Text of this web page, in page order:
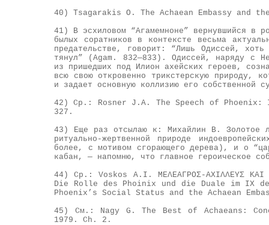
40) Tsagarakis O. The Achaean Embassy
41) В эсхиловом “Агамемноне” вернувшийся в
былых соратников в контексте весьма
предательстве, говорит: “Лишь Одиссей,
тянул” (Аgam. 832—833). Одиссей, наряду с
из пришедших под Илион ахейских героев,
всю свою откровенно трикстерскую природу,
и задает основную коллизию его собственной
42) Cр.: Rosner J.A. The Speech of
327.
43) Еще раз отсылаю к: Михайлин В. Золотое
ритуально-жертвенной природе
более, с мотивом сгорающего дерева), и о
кабан, — напомню, что главное героическое
44) Ср.: Voskos A.I. ΜΕΛΕΑΓΡΟΣ-ΑΧΙΛΛΕΥΣ
Die Rolle des Phoinix und die Duale im IX
Phoenix’s Social Status and the Achaean
45) См.: Nagy G. The Best of Achaeans:
1979. Сh. 2.